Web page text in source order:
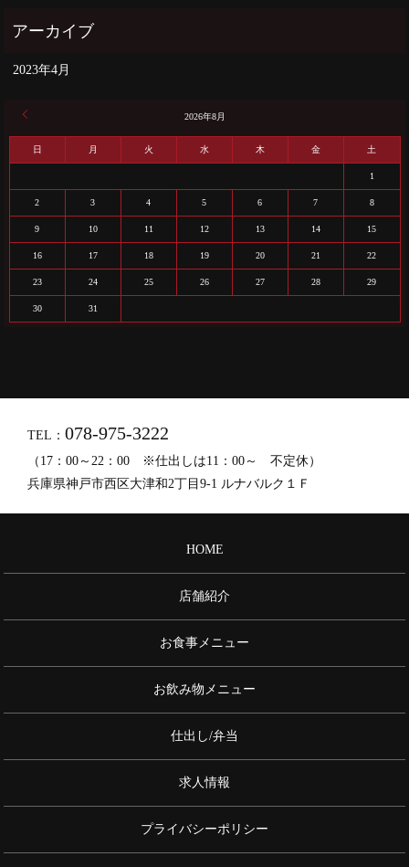
2023年4月
2026年8月
日 月 火 水 木 金 土
1
2 3 4 5 6 7 8
9 10 11 12 13 14 15
16 17 18 19 20 21 22
23 24 25 26 27 28 29
30 31
TEL： 078-975-3222
（17：00～22：00 ※仕出しは11：00～ 不定休）
兵庫県神戸市西区大津和2丁目9-1 ルナバルク１Ｆ
HOME
店舗紹介
お食事メニュー
お飲み物メニュー
仕出し/弁当
求人情報
プライバシーポリシー